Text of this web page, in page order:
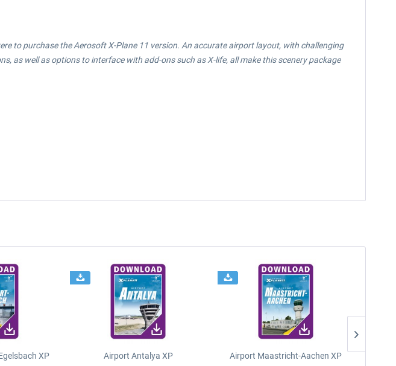
to purchase the Aerosoft X-Plane 11 version. An accurate airport layout, with challenging
as well as options to interface with add-ons such as X-life, all make this scenery package
XP Airport Antalya XP Airport Maastricht-Aachen XP